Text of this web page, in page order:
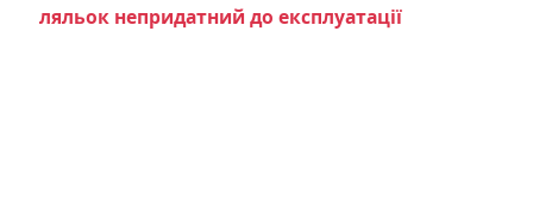
ляльок непридатний до експлуатації